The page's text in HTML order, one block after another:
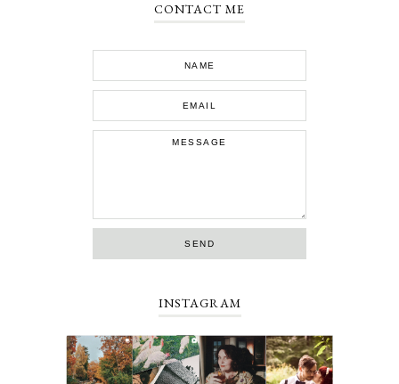
CONTACT ME
INSTAGRAM